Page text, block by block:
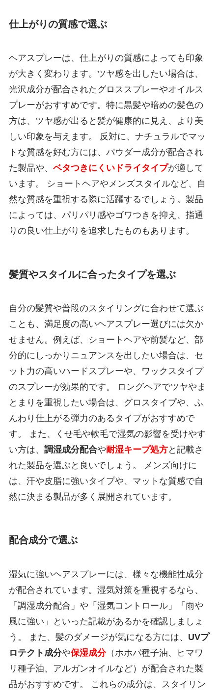
仕上がりの質感で選ぶ
ヘアスプレーは、仕上がりの質感によっても印象
が大きく変わります。ツヤ感を出したい場合は、
光沢成分が配合されたグロススプレーやオイルス
プレーがおすすめです。特に黒髪や暗めの髪色の
方は、ツヤ感が出ると髪が健康的に見え、より美
しい印象を与えます。 反対に、ナチュラルでマッ
トな質感を好む方には、パウダー成分が配合され
た製品や、 ベタつきにくいドライタイプが適して
います。 ショートヘアやメンズスタイルなど、自
然な質感を重視する際に活躍するでしょう。製品
によっては、パリパリ感やゴワつきを抑え、指通
りの良い仕上がりを追求したものもあります。
髪質やスタイルに合ったタイプを選ぶ
自分の髪質や普段のスタイリングに合わせて選ぶ
ことも、満足度の高いヘアスプレー選びには欠か
せません。例えば、ショートヘアや前髪など、部
分的にしっかりニュアンスを出したい場合は、セ
ット力の高いハードスプレーや、ワックスタイプ
のスプレーが効果的です。 ロングヘアでツヤやま
とまりを重視したい場合は、グロスタイプや、ふ
んわり仕上がる弾力のあるタイプがおすすめで
す。 また、くせ毛や軟毛で湿気の影響を受けやす
い方は、 調湿成分配合や耐湿キープ処方と記載さ
れた製品を選ぶと良いでしょう。 メンズ向けに
は、汗や皮脂に強いタイプや、マットな質感で自
然に決まる製品が多く展開されています。
配合成分で選ぶ
湿気に強いヘアスプレーには、様々な機能性成分
が配合されています。湿気対策を重視するなら、
「調湿成分配合」や「湿気コントロール」「雨や
風に強い」といった記載があるかを確認しましょ
う。 また、髪のダメージが気になる方には、 UVプ
ロテクト成分や保湿成分（ホホバ種子油、ヒマワ
リ種子油、アルガンオイルなど）が配合された製
品がおすすめです。 これらの成分は、スタイリン